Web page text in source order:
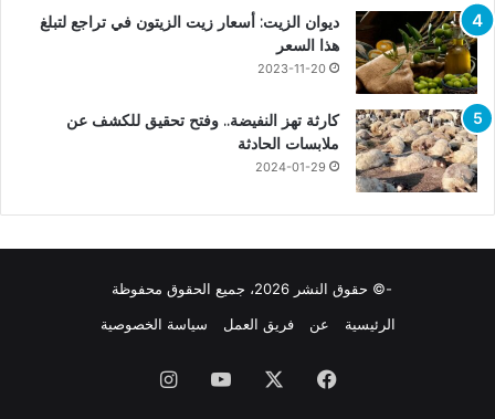
ديوان الزيت: أسعار زيت الزيتون في تراجع لتبلغ
هذا السعر
2023-11-20
كارثة تهز النفيضة.. وفتح تحقيق للكشف عن
ملابسات الحادثة
2024-01-29
-© حقوق النشر 2026، جميع الحقوق محفوظة
الرئيسية
عن فريق العمل سياسة الخصوصية
فيسبوك يوتيوبانستقرام